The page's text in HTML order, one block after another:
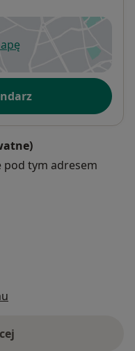
się w nowej karcie
pod tym adresem